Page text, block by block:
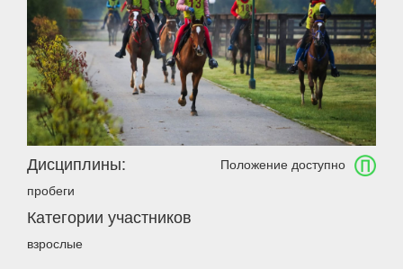
Положение доступно
Дисциплины:
пробеги
Категории участников
взрослые